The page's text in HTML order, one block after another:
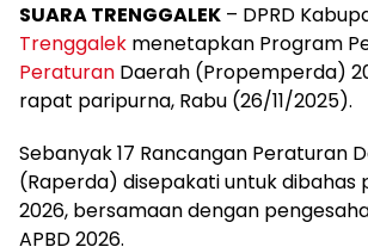
SUARA TRENGGALEK – DPRD
Trenggalek menetapkan Program
Peraturan Daerah (Propemperda)
rapat paripurna, Rabu (26/11/2025).
Sebanyak 17 Rancangan Peraturan
(Raperda) disepakati untuk dibahas
2026, bersamaan dengan
APBD 2026.